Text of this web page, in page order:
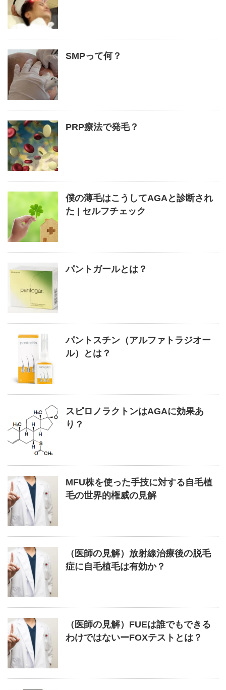
SMPって何？
PRP療法で発毛？
僕の薄毛はこうしてAGAと診断され
た | セルフチェック
パントガールとは？
パントスチン（アルファトラジオー
ル）とは？
スピロノラクトンはAGAに効果あ
り？
MFU株を使った手技に対する自毛植
毛の世界的権威の見解
（医師の見解）放射線治療後の脱毛
症に自毛植毛は有効か？
（医師の見解）FUEは誰でもできる
わけではないーFOXテストとは？